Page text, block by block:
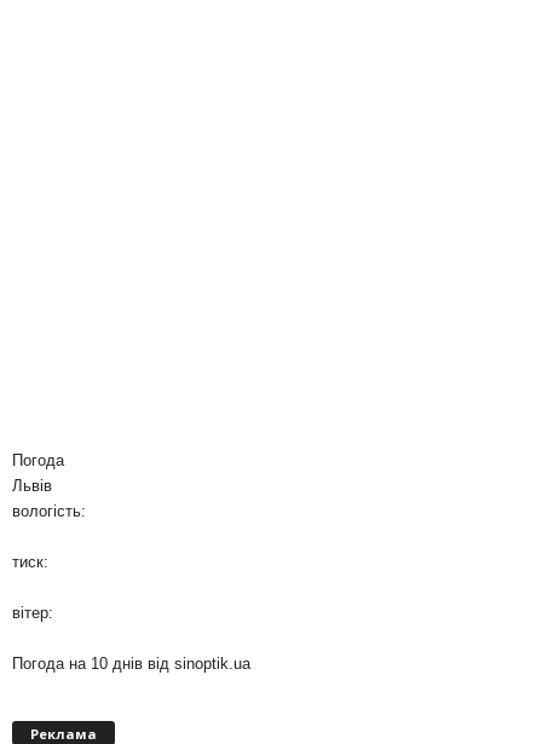
Погода
Львів
вологість:
тиск:
вітер:
Погода на 10 днів від sinoptik.ua
Реклама